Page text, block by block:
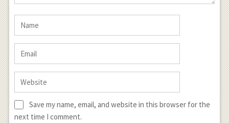
Save my name, email, and website in this browser for the
next time I comment.